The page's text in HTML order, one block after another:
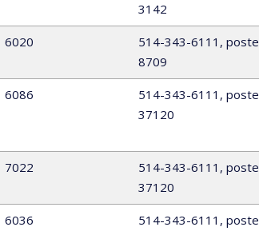
3142
6020
514-343-6111, poste
8709
6086
514-343-6111, poste
37120
7022
514-343-6111, poste
37120
6036
514-343-6111, poste